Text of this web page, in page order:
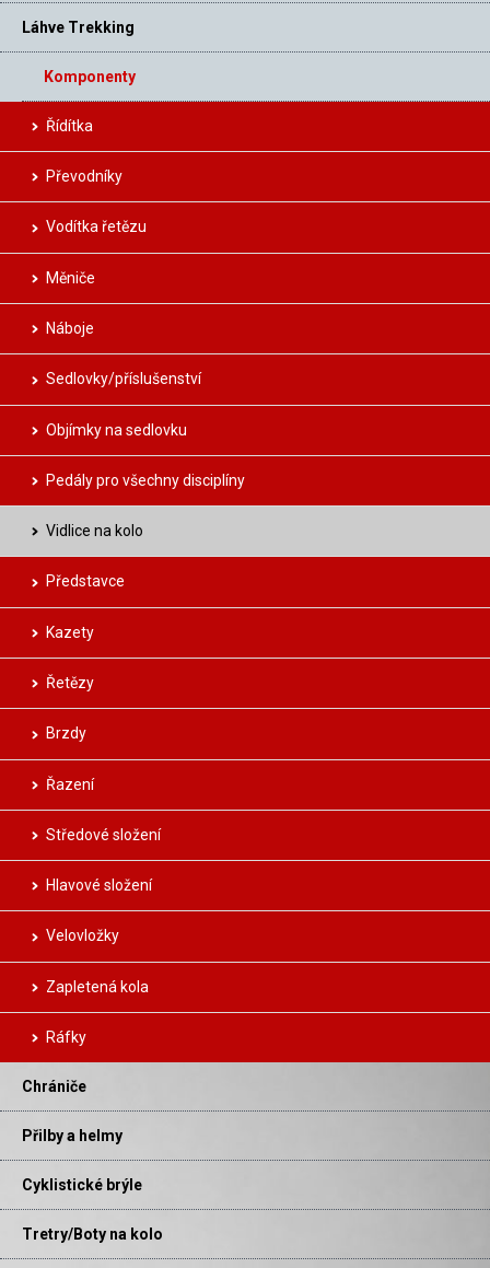
Láhve Trekking
Komponenty
Řídítka
Převodníky
Vodítka řetězu
Měniče
Náboje
Sedlovky/příslušenství
Objímky na sedlovku
Pedály pro všechny disciplíny
Vidlice na kolo
Představce
Kazety
Řetězy
Brzdy
Řazení
Středové složení
Hlavové složení
Velovložky
Zapletená kola
Ráfky
Chrániče
Přilby a helmy
Cyklistické brýle
Tretry/Boty na kolo